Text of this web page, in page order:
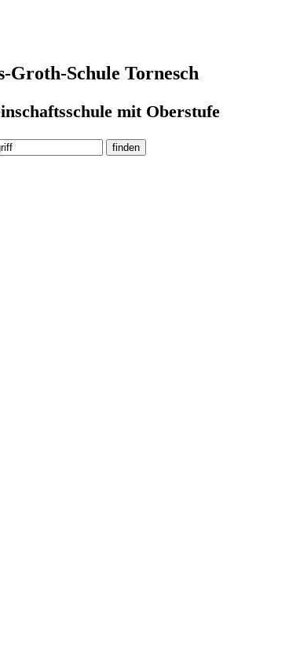
Groth-Schule Tornesch
mit Oberstufe